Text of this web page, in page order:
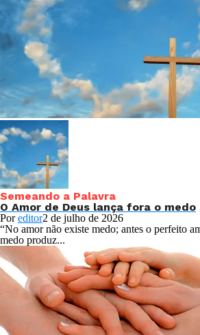
Semeando a Palavra
O Amor de Deus lança fora o medo
Poreditor2 de julho de 2026
“No amor não existe medo; antes o perfeito
medo produz...